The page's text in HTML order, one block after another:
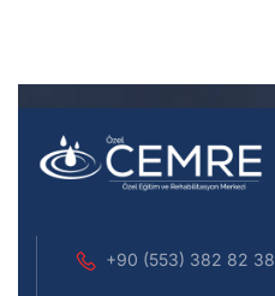
+90 (553) 382 82 38